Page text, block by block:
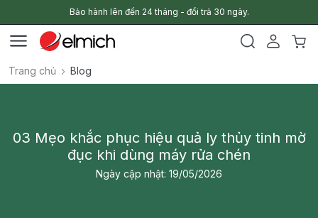
Bảo hành lên đến 24 tháng - đổi trả 30 ngày.
Trang chủ Blog
03 Mẹo khắc phục hiệu quả ly thủy tinh mờ
đục khi dùng máy rửa chén
Ngày cập nhật: 19/05/2026